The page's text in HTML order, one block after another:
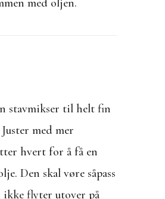
med oljen.
stavmikser til helt fin
med mer
hvert for å få en
Den skal vøre såpass
flyter utover på